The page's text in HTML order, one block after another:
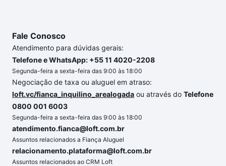
Fale Conosco
Atendimento para dúvidas gerais:
Telefone e WhatsApp: +55 11 4020-2208
Segunda-feira a sexta-feira das 9:00 às 18:00
Negociação de taxa ou aluguel em atraso:
loft.vc/fianca_inquilino_arealogada ou através do Telefone
0800 001 6003
Segunda-feira a sexta-feira das 9:00 às 18:00
atendimento.fianca@loft.com.br
Assuntos relacionados a Fiança Aluguel
relacionamento.plataforma@loft.com.br
Assuntos relacionados ao CRM Loft